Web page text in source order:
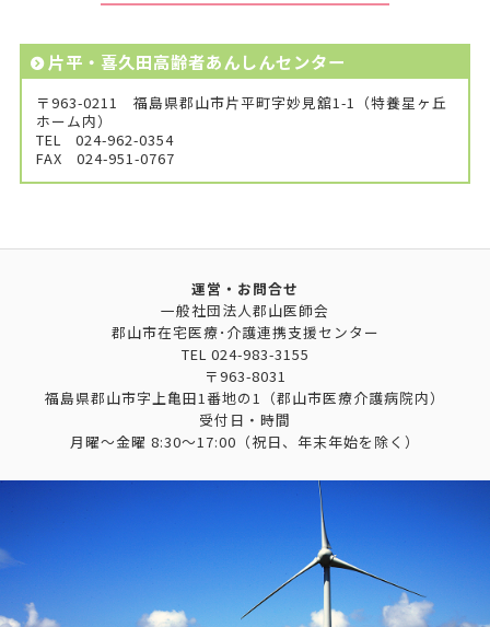
片平・喜久田高齢者あんしんセンター
〒963-0211 福島県郡山市片平町字妙見舘1-1（特養星ヶ丘
ホーム内）
TEL
024-962-0354
FAX
024-951-0767
運営・お問合せ
一般社団法人郡山医師会
郡山市在宅医療･介護連携支援センター
TEL 024-983-3155
〒963-8031
福島県郡山市字上亀田1番地の1（郡山市医療介護病院内）
受付日・時間
月曜～金曜 8:30～17:00（祝日、年末年始を除く）